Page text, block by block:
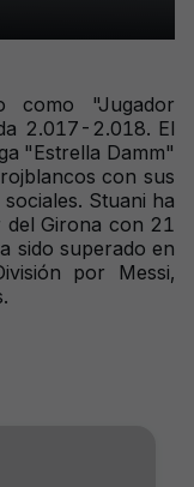
como "Jugador
2.017-2.018. El
"Estrella Damm"
con sus
Stuani ha
del Girona con 21
sido superado en
por Messi,